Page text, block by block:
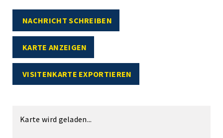
NACHRICHT SCHREIBEN
KARTE ANZEIGEN
VISITENKARTE EXPORTIEREN
Karte wird geladen...